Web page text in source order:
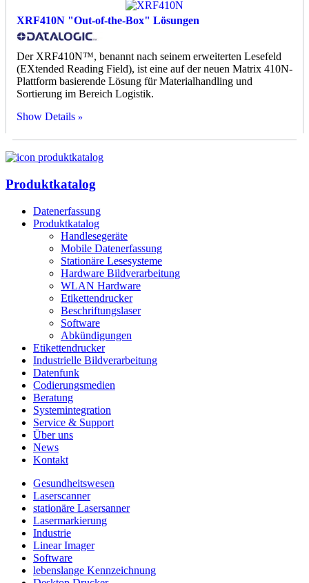
XRF410N "Out-of-the-Box" Lösungen
Der XRF410N™, benannt nach seinem erweiterten Lesefeld
(EXtended Reading Field), ist eine auf der neuen Matrix 410N-
Plattform basierende Lösung für Materialhandling und
Sortierung im Bereich Logistik.
Show Details
Produktkatalog
Datenerfassung
Produktkatalog
Handlesegeräte
Mobile Datenerfassung
Stationäre Lesesysteme
Hardware Bildverarbeitung
WLAN Hardware
Etikettendrucker
Beschriftungslaser
Software
Abkündigungen
Etikettendrucker
Industrielle Bildverarbeitung
Datenfunk
Codierungs­medien
Beratung
System­integration
Service & Support
Über uns
News
Kontakt
Gesundheitswesen
Laserscanner
stationäre Lasersanner
Lasermarkierung
Industrie
Linear Imager
Software
lebenslange Kennzeichnung